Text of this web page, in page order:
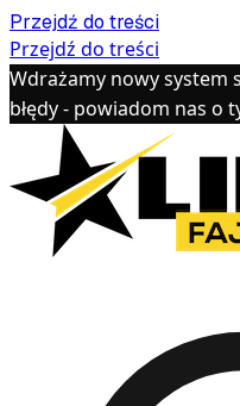
Przejdź do treści
Przejdź do treści
Wdrażamy nowy system
błędy - powiadom nas o